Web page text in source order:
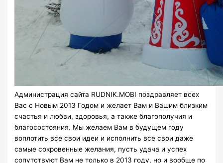
Администрация сайта RUDNIK.MOBI поздравляет всех
Вас с Новым 2013 Годом и желает Вам и Вашим близким
счастья и любви, здоровья, а также благополучия и
благосостояния. Мы желаем Вам в будущем году
воплотить все свои идеи и исполнить все свои даже
самые сокровенные желания, пусть удача и успех
сопутствуют Вам не только в 2013 году, но и вообще по